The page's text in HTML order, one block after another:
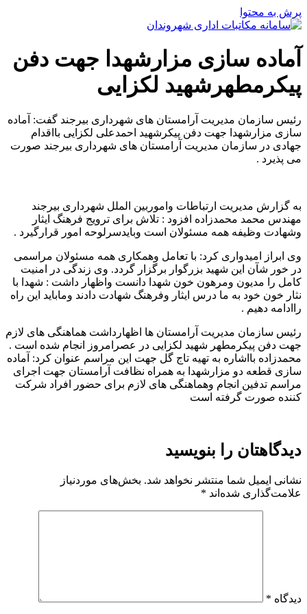
پرش به محتوا
آماده سازی مزارشهدا جهت دفن
پیکرمطهرشهید لکزایی
رئیس سازمان مدیریت آرامستان های شهرداری بیرجند گفت: آماده
سازی مزارشهدا جهت دفن پیکرشهید احمدعلی لکزایی بااقدام
جهادی در سازمان مدیریت آرامستان های شهرداری بیرجند صورت
می پذیرد .
به گزارش مدیریت ارتباطات واموربین الملل شهرداری بیرجند
مهندس محمد محمدزاده افزود : تلاش برای ترویج فرهنگ ایثار
وشهادت وظیفه همه مسئولان است وبایدسرلوحه امور قرارگیرد .
وی ابراز امیدواری کرد: با تعامل وهمکاری همه مسئولان مراسمی
در خور شآن این شهید بزرگوار برگزار گردد. وی زندگی در امنیت
کامل را مدیون ومرهون خون شهدا دانست واظهار داشت : شهدا با
نثار خون خود به ما درس ایثار وفرهنگ شهادت دادند وماباید این راه
راادامه دهیم .
رئیس سازمان مدیریت آرامستان ها اظهارداشت هماهنگی های لازم
جهت دفن پیکرمطهر شهید لکزایی در عصرامروز انجام شده است .
محمدزاده بااشاره به تهیه تاج گل جهت این مراسم عنوان کرد: آماده
سازی قطعه دو مزارشهدا به همراه نظافت آرامستان جهت اجرای
مراسم تدفین انجام وهماهنگی های لازم برای حضور افراد شرکت
کننده صورت گرفته است
دیدگاهتان را بنویسید
نشانی ایمیل شما منتشر نخواهد شد. بخش‌های موردنیاز
علامت‌گذاری شده‌اند *
دیدگاه *